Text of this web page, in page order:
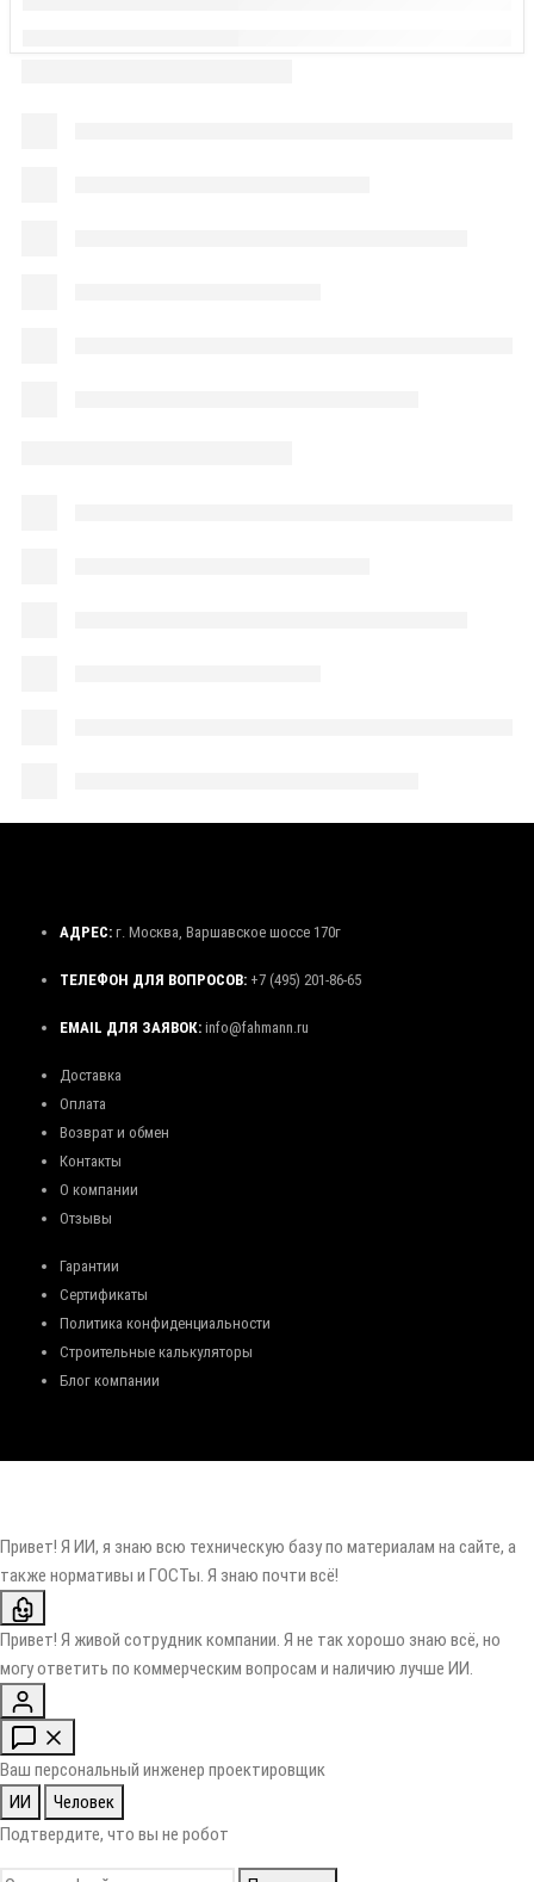
АДРЕС: г. Москва, Варшавское шоссе 170г
ТЕЛЕФОН ДЛЯ ВОПРОСОВ: +7 (495) 201-86-65
EMAIL ДЛЯ ЗАЯВОК: info@fahmann.ru
Доставка
Оплата
Возврат и обмен
Контакты
О компании
Отзывы
Гарантии
Сертификаты
Политика конфиденциальности
Строительные калькуляторы
Блог компании
Привет! Я ИИ, я знаю всю техническую базу по материалам на сайте, а
также нормативы и ГОСТы. Я знаю почти всё!
Привет! Я живой сотрудник компании. Я не так хорошо знаю всё, но
могу ответить по коммерческим вопросам и наличию лучше ИИ.
Ваш персональный инженер проектировщик
ИИ
Человек
Подтвердите, что вы не робот